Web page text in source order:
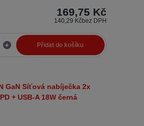
169,75 Kč
140,29 Kčbez DPH
Přidat do košíku